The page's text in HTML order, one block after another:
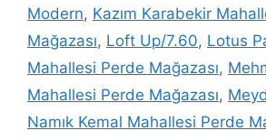
Modern, Kazım Karabekir
Mağazası, Loft Up/7.60, Lotus
Mahallesi Perde Mağazası,
Mahallesi Perde Mağazası,
Namık Kemal Mahallesi Perde